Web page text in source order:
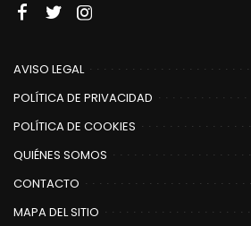
AVISO LEGAL
POLÍTICA DE PRIVACIDAD
POLÍTICA DE COOKIES
QUIÉNES SOMOS
CONTACTO
MAPA DEL SITIO